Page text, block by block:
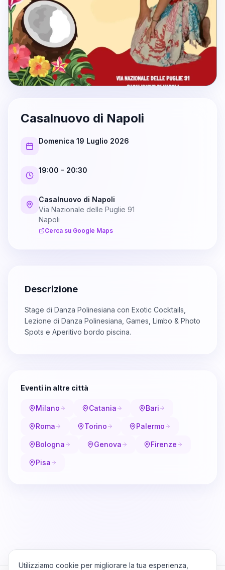
Casalnuovo di Napoli
Domenica 19 Luglio 2026
19:00 - 20:30
Casalnuovo di Napoli
Via Nazionale delle Puglie 91
Napoli
Cerca su Google Maps
Descrizione
Stage di Danza Polinesiana con Exotic Cocktails,
Lezione di Danza Polinesiana, Games, Limbo & Photo
Spots e Aperitivo bordo piscina.
Eventi in altre città
Milano Catania Bari
Roma Torino Palermo
Bologna Genova Firenze
Pisa
Utilizziamo cookie per migliorare la tua esperienza,